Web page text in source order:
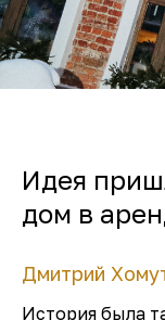
Идея
дом в
Дмитрий
История была